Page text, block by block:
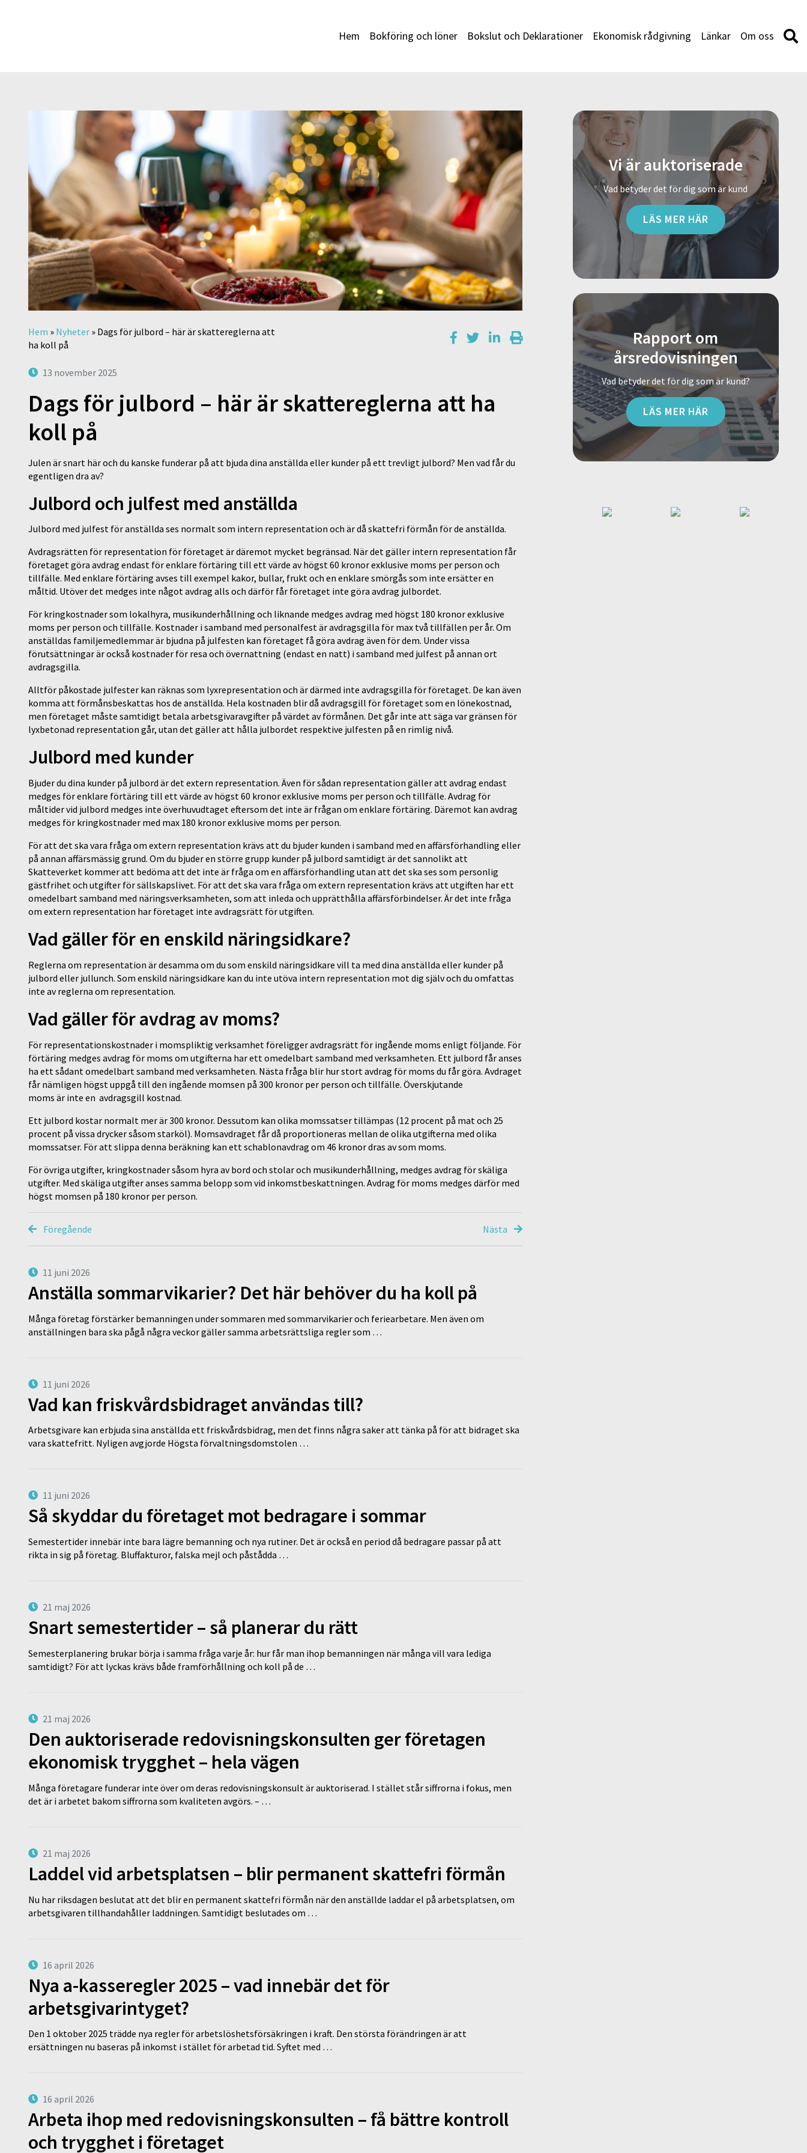
Hem Bokföring och löner Bokslut och Deklarationer Ekonomisk rådgivning Länkar Om oss
Hem » Nyheter » Dags för julbord – här är skattereglerna att
ha koll på
13 november 2025
Dags för julbord – här är skattereglerna att ha
koll på
Julen är snart här och du kanske funderar på att bjuda dina anställda eller kunder på ett trevligt julbord? Men vad får du
egentligen dra av?
Julbord och julfest med anställda
Julbord med julfest för anställda ses normalt som intern representation och är då skattefri förmån för de anställda.
Avdragsrätten för representation för företaget är däremot mycket begränsad. När det gäller intern representation får
företaget göra avdrag endast för enklare förtäring till ett värde av högst 60 kronor exklusive moms per person och
tillfälle. Med enklare förtäring avses till exempel kakor, bullar, frukt och en enklare smörgås som inte ersätter en
måltid. Utöver det medges inte något avdrag alls och därför får företaget inte göra avdrag julbordet.
För kringkostnader som lokalhyra, musikunderhållning och liknande medges avdrag med högst 180 kronor exklusive
moms per person och tillfälle. Kostnader i samband med personalfest är avdragsgilla för max två tillfällen per år. Om
anställdas familjemedlemmar är bjudna på julfesten kan företaget få göra avdrag även för dem. Under vissa
förutsättningar är också kostnader för resa och övernattning (endast en natt) i samband med julfest på annan ort
avdragsgilla.
Alltför påkostade julfester kan räknas som lyxrepresentation och är därmed inte avdragsgilla för företaget. De kan även
komma att förmånsbeskattas hos de anställda. Hela kostnaden blir då avdragsgill för företaget som en lönekostnad,
men företaget måste samtidigt betala arbetsgivaravgifter på värdet av förmånen. Det går inte att säga var gränsen för
lyxbetonad representation går, utan det gäller att hålla julbordet respektive julfesten på en rimlig nivå.
Julbord med kunder
Bjuder du dina kunder på julbord är det extern representation. Även för sådan representation gäller att avdrag endast
medges för enklare förtäring till ett värde av högst 60 kronor exklusive moms per person och tillfälle. Avdrag för
måltider vid julbord medges inte överhuvudtaget eftersom det inte är frågan om enklare förtäring. Däremot kan avdrag
medges för kringkostnader med max 180 kronor exklusive moms per person.
För att det ska vara fråga om extern representation krävs att du bjuder kunden i samband med en affärsförhandling eller
på annan affärsmässig grund. Om du bjuder en större grupp kunder på julbord samtidigt är det sannolikt att
Skatteverket kommer att bedöma att det inte är fråga om en affärsförhandling utan att det ska ses som personlig
gästfrihet och utgifter för sällskapslivet. För att det ska vara fråga om extern representation krävs att utgiften har ett
omedelbart samband med näringsverksamheten, som att inleda och upprätthålla affärsförbindelser. Är det inte fråga
om extern representation har företaget inte avdragsrätt för utgiften.
Vad gäller för en enskild näringsidkare?
Reglerna om representation är desamma om du som enskild näringsidkare vill ta med dina anställda eller kunder på
julbord eller jullunch. Som enskild näringsidkare kan du inte utöva intern representation mot dig själv och du omfattas
inte av reglerna om representation.
Vad gäller för avdrag av moms?
För representationskostnader i momspliktig verksamhet föreligger avdragsrätt för ingående moms enligt följande. För
förtäring medges avdrag för moms om utgifterna har ett omedelbart samband med verksamheten. Ett julbord får anses
ha ett sådant omedelbart samband med verksamheten. Nästa fråga blir hur stort avdrag för moms du får göra. Avdraget
får nämligen högst uppgå till den ingående momsen på 300 kronor per person och tillfälle. Överskjutande
moms är inte en avdragsgill kostnad.
Ett julbord kostar normalt mer är 300 kronor. Dessutom kan olika momssatser tillämpas (12 procent på mat och 25
procent på vissa drycker såsom starköl). Momsavdraget får då proportioneras mellan de olika utgifterna med olika
momssatser. För att slippa denna beräkning kan ett schablonavdrag om 46 kronor dras av som moms.
För övriga utgifter, kringkostnader såsom hyra av bord och stolar och musikunderhållning, medges avdrag för skäliga
utgifter. Med skäliga utgifter anses samma belopp som vid inkomstbeskattningen. Avdrag för moms medges därför med
högst momsen på 180 kronor per person.
Föregående Nästa
11 juni 2026
Anställa sommarvikarier? Det här behöver du ha koll på
Många företag förstärker bemanningen under sommaren med sommarvikarier och feriearbetare. Men även om
anställningen bara ska pågå några veckor gäller samma arbetsrättsliga regler som …
11 juni 2026
Vad kan friskvårdsbidraget användas till?
Arbetsgivare kan erbjuda sina anställda ett friskvårdsbidrag, men det finns några saker att tänka på för att bidraget ska
vara skattefritt. Nyligen avgjorde Högsta förvaltningsdomstolen …
11 juni 2026
Så skyddar du företaget mot bedragare i sommar
Semestertider innebär inte bara lägre bemanning och nya rutiner. Det är också en period då bedragare passar på att
rikta in sig på företag. Bluffakturor, falska mejl och påstådda …
21 maj 2026
Snart semestertider – så planerar du rätt
Semesterplanering brukar börja i samma fråga varje år: hur får man ihop bemanningen när många vill vara lediga
samtidigt? För att lyckas krävs både framförhållning och koll på de …
21 maj 2026
Den auktoriserade redovisningskonsulten ger företagen
ekonomisk trygghet – hela vägen
Många företagare funderar inte över om deras redovisningskonsult är auktoriserad. I stället står siffrorna i fokus, men
det är i arbetet bakom siffrorna som kvaliteten avgörs. – …
21 maj 2026
Laddel vid arbetsplatsen – blir permanent skattefri förmån
Nu har riksdagen beslutat att det blir en permanent skattefri förmån när den anställde laddar el på arbetsplatsen, om
arbetsgivaren tillhandahåller laddningen. Samtidigt beslutades om …
16 april 2026
Nya a-kasseregler 2025 – vad innebär det för
arbetsgivarintyget?
Den 1 oktober 2025 trädde nya regler för arbetslöshetsförsäkringen i kraft. Den största förändringen är att
ersättningen nu baseras på inkomst i stället för arbetad tid. Syftet med …
16 april 2026
Arbeta ihop med redovisningskonsulten – få bättre kontroll
och trygghet i företaget
Vi är auktoriserade
Vad betyder det för dig som är kund
LÄS MER HÄR
Rapport om
årsredovisningen
Vad betyder det för dig som är kund?
LÄS MER HÄR